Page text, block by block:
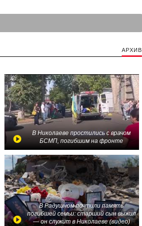
АРХИВ
В Николаеве простились с врачом
БСМП, погибшим на фронте
В Радушном почтили память
погибшей семьи: старший сын выжил
— он служит в Николаеве (видео)